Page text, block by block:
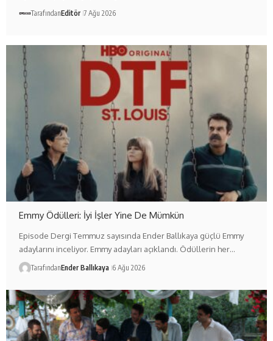
TarafındanEditör 7 Ağu 2026
Emmy Ödülleri: İyi İşler Yine De Mümkün
Episode Dergi Temmuz sayısında Ender Ballıkaya güçlü Emmy
adaylarını inceliyor. Emmy adayları açıklandı. Ödüllerin her…
TarafındanEnder Ballıkaya 6 Ağu 2026